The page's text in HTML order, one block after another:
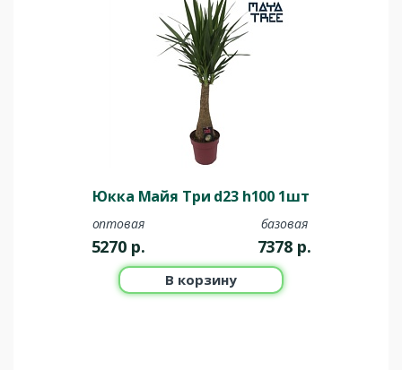
Юкка Майя Три d23 h100 1шт
оптовая
5270 р.
базовая
7378 р.
В корзину